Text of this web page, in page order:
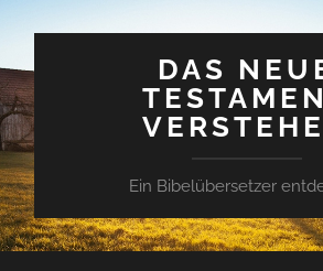
DAS
Ein Bibelübersetzer